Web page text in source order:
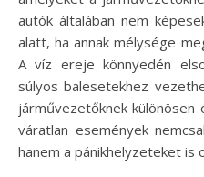
autók általában nem
alatt, ha annak mélysége
A víz ereje könnyedén
súlyos balesetekhez
járművezetőknek különösen
váratlan események
hanem a pánikhelyzeteket is